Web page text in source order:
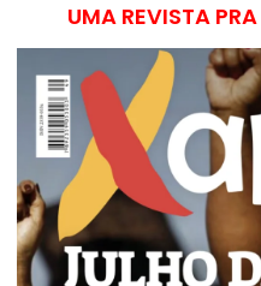
UMA REVISTA